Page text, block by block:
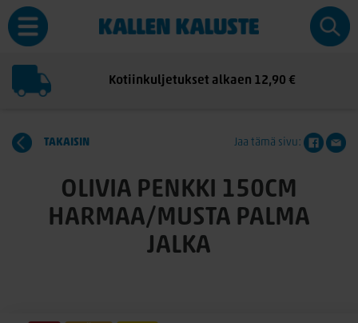
Kotiinkuljetukset alkaen 12,90 €
TAKAISIN Jaa tämä sivu:
OLIVIA PENKKI 150CM
HARMAA/MUSTA PALMA
JALKA